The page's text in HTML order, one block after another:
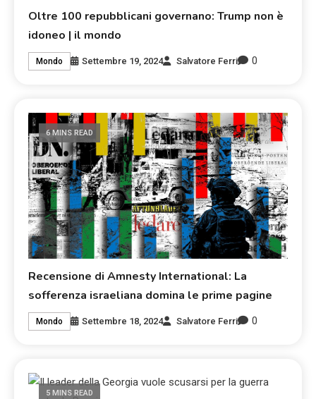
Oltre 100 repubblicani governano: Trump non è
idoneo | il mondo
Mondo Settembre 19, 2024 Salvatore Ferri 0
6 MINS READ
Recensione di Amnesty International: La
sofferenza israeliana domina le prime pagine
Mondo Settembre 18, 2024 Salvatore Ferri 0
5 MINS READ